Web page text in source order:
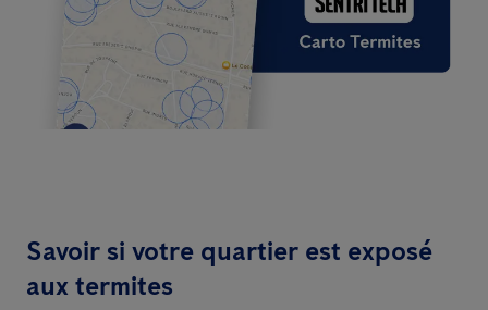
Savoir si votre quartier est exposé
aux termites